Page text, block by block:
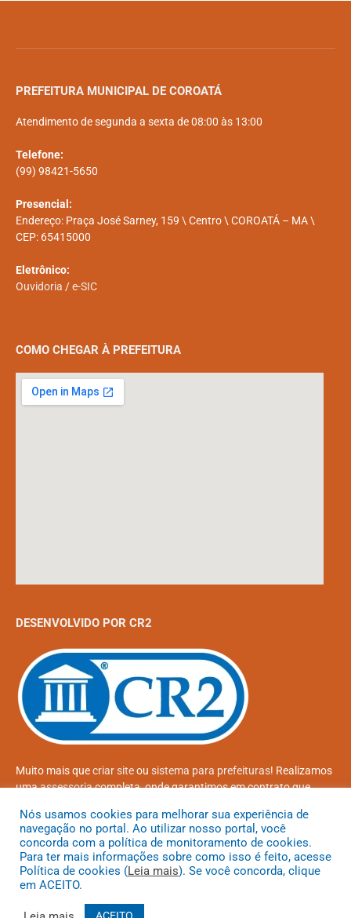
PREFEITURA MUNICIPAL DE COROATÁ
Atendimento de segunda a sexta de 08:00 às 13:00
Telefone:
(99) 98421-5650
Presencial:
Endereço: Praça José Sarney, 159 \ Centro \ COROATÁ – MA \
CEP: 65415000
Eletrônico:
Ouvidoria /e-SIC
COMO CHEGAR À PREFEITURA
DESENVOLVIDO POR CR2
Muito mais quecriar siteou sistema para prefeituras! Realizamos
umaassessoriacompleta, onde garantimos em contrato que
atendidas.
Conheça oPNTPe oRadar da Transparência Pública
Nós usamos cookies para melhorar sua experiência de
navegação no portal. Ao utilizar nosso portal, você
concorda com a política de monitoramento de cookies.
Para ter mais informações sobre como isso é feito, acesse
Política de cookies (Leia mais). Se você concorda, clique
em ACEITO.